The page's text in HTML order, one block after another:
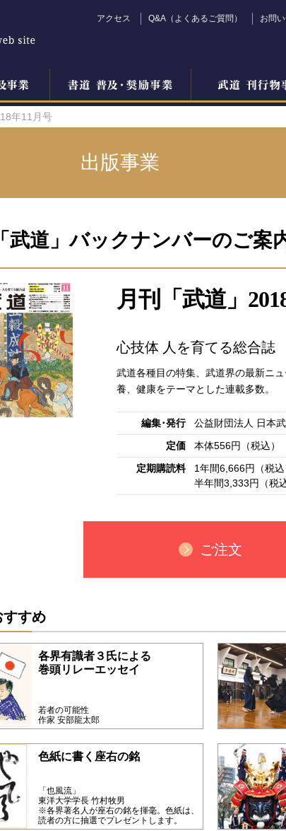
アクセス Q&A（よくあるご質問） お問
年11月号
出版事業
武道」バックナンバーのご案
月刊「武道」
心技体 人を育てる総合誌
武道各種目の特集、武道界の最新ニ
養、健康をテーマとした連載多数。
編集･発行
公益財団法人 日本
定価
本体556円（税込）
定期購読料
1年間6,666円（税込
半年間3,333円（税
ご注文
すすめ
各界有識者３氏による
巻頭リレーエッセイ
若者の可能性
作家 安部龍太郎
色紙に書く座右の銘
「也風流」
東洋大学学長 竹村牧男
※各界著名人が座右の銘を揮毫。色紙は、
読者の方に抽選でプレゼントします。